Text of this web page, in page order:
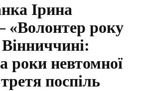
Ірина
«Волонтер року
роки невтомної
поспіль